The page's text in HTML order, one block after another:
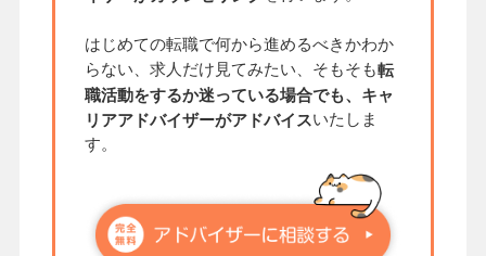
はじめての転職で何から進めるべきかわか
らない、求人だけ見てみたい、そもそも転
職活動をするか迷っている場合でも、キャ
リアアドバイザーがアドバイスいたしま
す。